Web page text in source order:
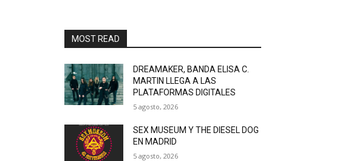
MOST READ
DREAMAKER, BANDA ELISA C.
MARTIN LLEGA A LAS
PLATAFORMAS DIGITALES
5 agosto, 2026
SEX MUSEUM Y THE DIESEL DOG
EN MADRID
5 agosto, 2026